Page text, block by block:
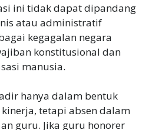
ini tidak dapat dipandang
atau administratif
kegagalan negara
konstitusional dan
manusia.
hanya dalam bentuk
tetapi absen dalam
guru. Jika guru honorer